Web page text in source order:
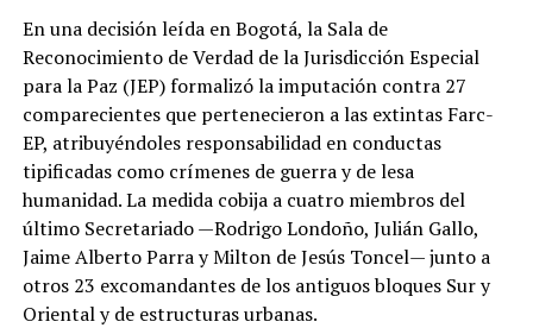
En una decisión leída en Bogotá, la Sala de
Reconocimiento de Verdad de la Jurisdicción Especial
para la Paz (JEP) formalizó la imputación contra 27
comparecientes que pertenecieron a las extintas Farc-
EP, atribuyéndoles responsabilidad en conductas
tipificadas como crímenes de guerra y de lesa
humanidad. La medida cobija a cuatro miembros del
último Secretariado —Rodrigo Londoño, Julián Gallo,
Jaime Alberto Parra y Milton de Jesús Toncel— junto a
otros 23 excomandantes de los antiguos bloques Sur y
Oriental y de estructuras urbanas.